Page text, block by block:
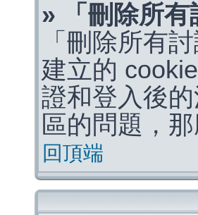
» 「刪除所
「刪除所有
建立的
證和登入後
區的問題，
回頂端